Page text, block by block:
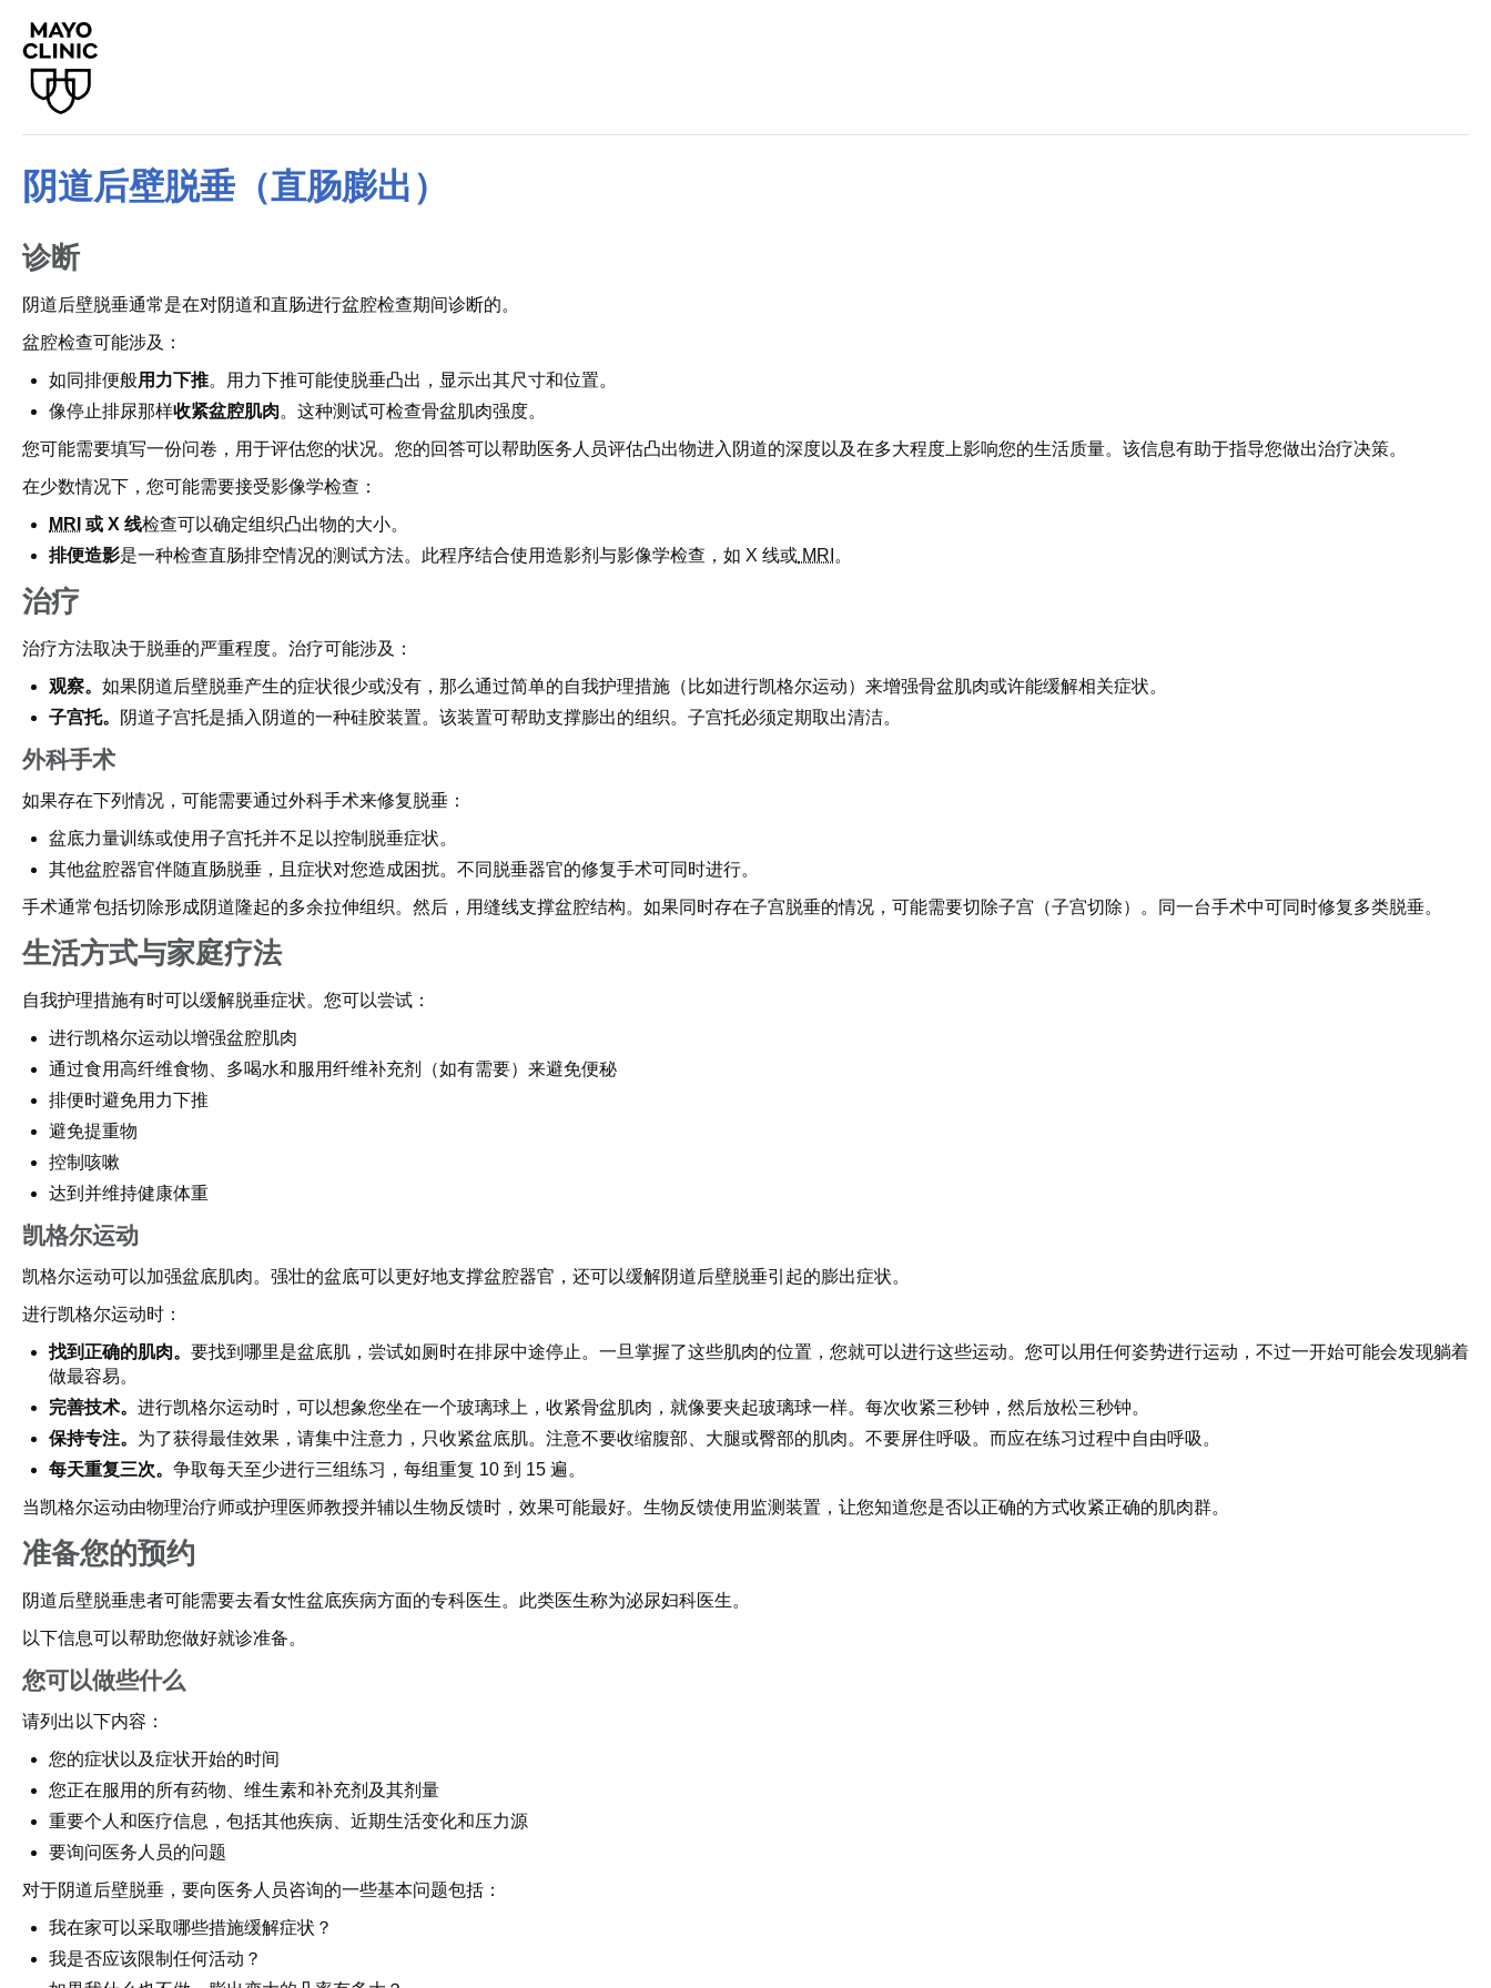
阴道后壁脱垂（直肠膨出）
诊断
阴道后壁脱垂通常是在对阴道和直肠进行盆腔检查期间诊断的。
盆腔检查可能涉及：
如同排便般用力下推。用力下推可能使脱垂凸出，显示出其尺寸和位置。
像停止排尿那样收紧盆腔肌肉。这种测试可检查骨盆肌肉强度。
您可能需要填写一份问卷，用于评估您的状况。您的回答可以帮助医务人员评估凸出物进入阴道的深度以及在多大程度上影响您的生活质量。该信息有助于指导您做出治疗决策。
在少数情况下，您可能需要接受影像学检查：
MRI 或 X 线检查可以确定组织凸出物的大小。
排便造影是一种检查直肠排空情况的测试方法。此程序结合使用造影剂与影像学检查，如 X 线或 MRI 。
治疗
治疗方法取决于脱垂的严重程度。治疗可能涉及：
观察。 如果阴道后壁脱垂产生的症状很少或没有，那么通过简单的自我护理措施（比如进行凯格尔运动）来增强骨盆肌肉或许能缓解相关症状。
子宫托。
阴道子宫托是插入阴道的一种硅胶装置。该装置可帮助支撑膨出的组织。子宫托必须定期取出清洁。
外科手术
如果存在下列情况，可能需要通过外科手术来修复脱垂：
盆底力量训练或使用子宫托并不足以控制脱垂症状。
其他盆腔器官伴随直肠脱垂，且症状对您造成困扰。不同脱垂器官的修复手术可同时进行。
手术通常包括切除形成阴道隆起的多余拉伸组织。然后，用缝线支撑盆腔结构。如果同时存在子宫脱垂的情况，可能需要切除子宫（子宫切除）。同一台手术中可同时修复多类脱垂。
生活方式与家庭疗法
自我护理措施有时可以缓解脱垂症状。您可以尝试：
进行凯格尔运动以增强盆腔肌肉
通过食用高纤维食物、多喝水和服用纤维补充剂（如有需要）来避免便秘
排便时避免用力下推
避免提重物
控制咳嗽
达到并维持健康体重
凯格尔运动
凯格尔运动可以加强盆底肌肉。强壮的盆底可以更好地支撑盆腔器官，还可以缓解阴道后壁脱垂引起的膨出症状。
进行凯格尔运动时：
找到正确的肌肉。 要找到哪里是盆底肌，尝试如厕时在排尿中途停止。一旦掌握了这些肌肉的位置，您就可以进行这些运动。您可以用任何姿势进行运动，不过一开始可能会发现躺着
做最容易。
完善技术。 进行凯格尔运动时，可以想象您坐在一个玻璃球上，收紧骨盆肌肉，就像要夹起玻璃球一样。每次收紧三秒钟，然后放松三秒钟。
保持专注。 为了获得最佳效果，请集中注意力，只收紧盆底肌。注意不要收缩腹部、大腿或臀部的肌肉。不要屏住呼吸。而应在练习过程中自由呼吸。
每天重复三次。 争取每天至少进行三组练习，每组重复 10 到 15 遍。
当凯格尔运动由物理治疗师或护理医师教授并辅以生物反馈时，效果可能最好。生物反馈使用监测装置，让您知道您是否以正确的方式收紧正确的肌肉群。
准备您的预约
阴道后壁脱垂患者可能需要去看女性盆底疾病方面的专科医生。此类医生称为泌尿妇科医生。
以下信息可以帮助您做好就诊准备。
您可以做些什么
请列出以下内容：
您的症状以及症状开始的时间
您正在服用的所有药物、维生素和补充剂及其剂量
重要个人和医疗信息，包括其他疾病、近期生活变化和压力源
要询问医务人员的问题
对于阴道后壁脱垂，要向医务人员咨询的一些基本问题包括：
我在家可以采取哪些措施缓解症状？
我是否应该限制任何活动？